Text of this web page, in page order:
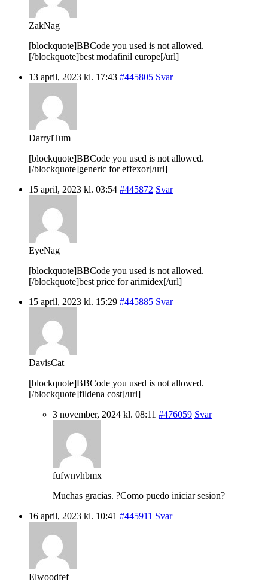
ZakNag
[blockquote]BBCode you used is not allowed.
[/blockquote]best modafinil europe[/url]
13 april, 2023 kl. 17:43 #445805 Svar
DarrylTum
[blockquote]BBCode you used is not allowed.
[/blockquote]generic for effexor[/url]
15 april, 2023 kl. 03:54 #445872 Svar
EyeNag
[blockquote]BBCode you used is not allowed.
[/blockquote]best price for arimidex[/url]
15 april, 2023 kl. 15:29 #445885 Svar
DavisCat
[blockquote]BBCode you used is not allowed.
[/blockquote]fildena cost[/url]
3 november, 2024 kl. 08:11 #476059 Svar
fufwnvhbmx
Muchas gracias. ?Como puedo iniciar sesion?
16 april, 2023 kl. 10:41 #445911 Svar
Elwoodfef